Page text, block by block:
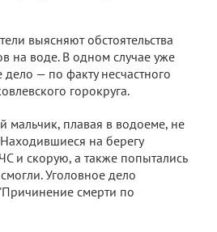
выясняют обстоятельства
на воде. В одном случае уже
— по факту несчастного
горокруга.
мальчик, плавая в водоеме, не
на берегу
и скорую, а также попытались
Уголовное дело
смерти по